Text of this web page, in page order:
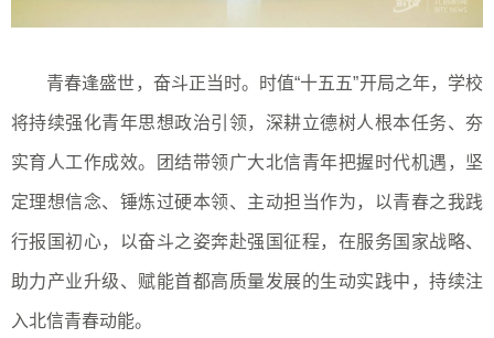
青春逢盛世，奋斗正当时。时值“十五五”开局之年，学校
将持续强化青年思想政治引领，深耕立德树人根本任务、夯
实育人工作成效。团结带领广大北信青年把握时代机遇，坚
定理想信念、锤炼过硬本领、主动担当作为，以青春之我践
行报国初心，以奋斗之姿奔赴强国征程，在服务国家战略、
助力产业升级、赋能首都高质量发展的生动实践中，持续注
入北信青春动能。